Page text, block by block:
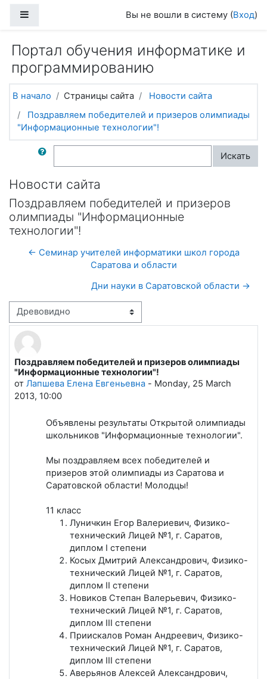
Вы не вошли в систему (Вход)
Портал обучения информатике и
программированию
В начало Страницы сайта
Новости сайта
Поздравляем победителей и призеров олимпиады
"Информационные технологии"!
Поиск по форумам Искать
Новости сайта
Поздравляем победителей и призеров
олимпиады "Информационные
технологии"!
← Семинар учителей информатики школ города
Саратова и области
Дни науки в Саратовской области →
Режим отображения
Поздравляем победителей и призеров олимпиады
"Информационные технологии"!
от Лапшева Елена Евгеньевна - Monday, 25 March
2013, 10:00
Количество ответов: 0
Объявлены результаты Открытой олимпиады
школьников "Информационные технологии".
Мы поздравляем всех победителей и
призеров этой олимпиады из Саратова и
Саратовской области! Молодцы!
11 класс
Луничкин Егор Валериевич, Физико-
технический Лицей №1, г. Саратов,
диплом I степени
Косых Дмитрий Александрович, Физико-
технический Лицей №1, г. Саратов,
диплом II степени
Новиков Степан Валерьевич, Физико-
технический Лицей №1, г. Саратов,
диплом III степени
Приискалов Роман Андреевич, Физико-
технический Лицей №1, г. Саратов,
диплом III степени
Аверьянов Алексей Александрович,